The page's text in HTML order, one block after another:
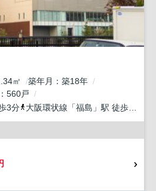
㎡ 築年月
築18年
560戸
3分 大阪環状線 「福島 」駅 徒歩6分